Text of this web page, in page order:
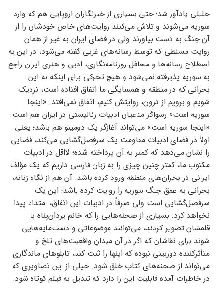
جلیلی یادآور شد: حتی بسیاری از خبرنگاران اروپایی هم که وارد
سوریه می‌شوند و تلاش می‌کنند روایت‌های خاص خودشان را از
آن جنگ به دست بیاورند ولی در فضای ایران به غیر از همان
روایت مسلطی که توسط رسانه‌های غربی گفته می‌شود، در این به
اصطلاح رسانه‌‌ها و محافل روزنامه‌نگاری، ادبی و هنری ایران راجع
به سوریه پذیرفته نمی‌شود و هیچ تحرکی برای اینکه به این
بحرانی که در منطقه و همسایگی ما اتفاق افتاده است، نزدیک
شویم و برویم از درون، روایتش کنیم، اتفاق نمی‌افتد. «اینجا
سوریه است» رسواگر مدعیان ادبیات رئالیستی در ایران هم است.
«اینجا سوریه است» می‌تواند آغازگر یک دومینو هم باشد؛ یعنی
اولاً در فضای ادبیات مقاومت یک سرفصل‌گشایی می‌کند، فضایی
را نشان می‌دهد که کمتر به آن پرداخته شده؛ لااقل در ادبیات
مکتوب ما، کمتر چنین چیزی را به زبان فارسی داریم که یک مؤلف
ایرانی در بحران‌های منطقه ورود کرده باشد. آن هم از نگاه زنانه،
بحرانی به عمق جنگ سوریه را روایت کرده باشد؛ این یک
سرفصل‌گشایی است ولی صرفاً در ادبیات این اتفاق، امتداد پیدا
نخواهد کرد. بسیاری از صحنه‌هایی را که خانم یزدان‌پناه با
قلمشان تصویر کردند، می‌توانند موضوعاتی و دست‌مایه‌هایی
شوند برای نقاشان که اگر در آن میدانِ واقعیت‌های تلخ و
متأثرکننده دوربینی نبوده که اینها را ثبت کند، تابلوهای ماندگاری
می‌تواند از صحنه‌های کتاب خلق شود. خیلی از این تصاویری که
در خاطرات آمده قابلیت این را دارد که تبدیل به فیلم کوتاه شود.